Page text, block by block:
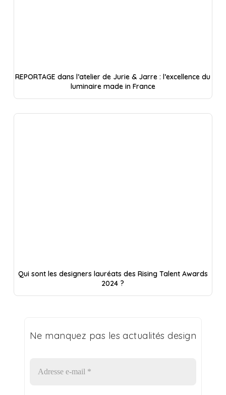
REPORTAGE dans l’atelier de Jurie & Jarre : l’excellence du
luminaire made in France
Qui sont les designers lauréats des Rising Talent Awards
2024 ?
Ne manquez pas les actualités design